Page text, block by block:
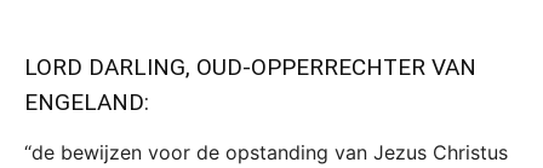
LORD DARLING, OUD-OPPERRECHTER VAN
ENGELAND:
“de bewijzen voor de opstanding van Jezus Christus